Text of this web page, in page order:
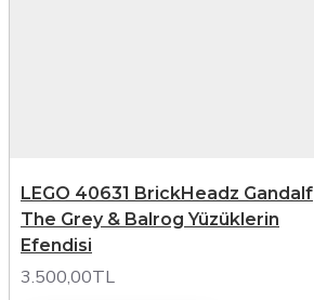
LEGO 40631 BrickHeadz Gandalf
The Grey & Balrog Yüzüklerin
Efendisi
3.500,00TL